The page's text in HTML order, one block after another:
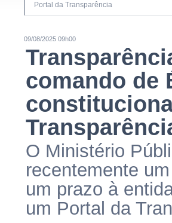
Portal da Transparência
09/08/2025 09h00
comando de
O Ministério
recentemente
um prazo à
um Portal da